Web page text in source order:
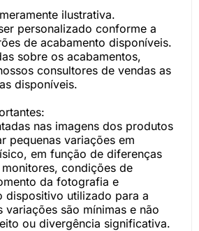
ilustrativa.
personalizado conforme a
de acabamento disponíveis.
sobre os acabamentos,
consultores de vendas as
disponíveis.
nas imagens dos produtos
pequenas variações em
em função de diferenças
condições de
da fotografia e
dispositivo utilizado para a
variações são mínimas e não
ou divergência significativa.